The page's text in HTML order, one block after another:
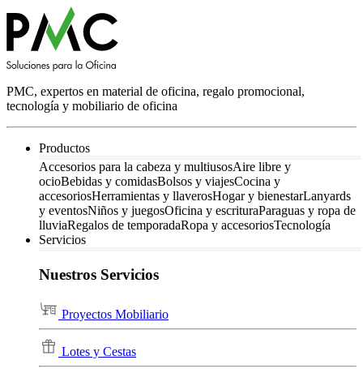
PMC, expertos en material de oficina, regalo promocional,
tecnología y mobiliario de oficina
Productos
Accesorios para la cabeza y multiusosAire libre y
ocioBebidas y comidasBolsos y viajesCocina y
accesoriosHerramientas y llaverosHogar y bienestarLanyards
y eventosNiños y juegosOficina y escrituraParaguas y ropa de
lluviaRegalos de temporadaRopa y accesoriosTecnología
Servicios
Nuestros Servicios
Proyectos Mobiliario
Lotes y Cestas